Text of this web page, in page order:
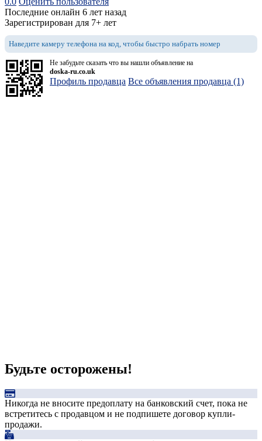
Последние онлайн 6 лет назад
Зарегистрирован для 7+ лет
Наведите камеру телефона на код, чтобы быстро набрать номер
Не забудьте сказать что вы нашли объявление на
doska-ru.co.uk
Профиль продавца Все объявления продавца (1)
Будьте осторожены!
Никогда не вносите предоплату на банковский счет, пока не
встретитесь с продавцом и не подпишете договор купли-
продажи.